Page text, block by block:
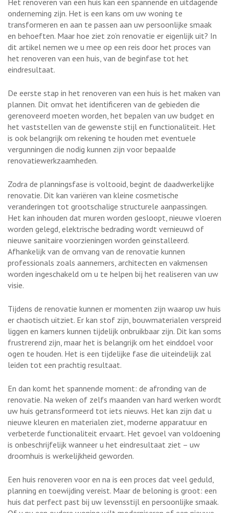
Het renoveren van een huis kan een spannende en uitdagende
onderneming zijn. Het is een kans om uw woning te
transformeren en aan te passen aan uw persoonlijke smaak
en behoeften. Maar hoe ziet zo’n renovatie er eigenlijk uit? In
dit artikel nemen we u mee op een reis door het proces van
het renoveren van een huis, van de beginfase tot het
eindresultaat.
De eerste stap in het renoveren van een huis is het maken van
plannen. Dit omvat het identificeren van de gebieden die
gerenoveerd moeten worden, het bepalen van uw budget en
het vaststellen van de gewenste stijl en functionaliteit. Het
is ook belangrijk om rekening te houden met eventuele
vergunningen die nodig kunnen zijn voor bepaalde
renovatiewerkzaamheden.
Zodra de planningsfase is voltooid, begint de daadwerkelijke
renovatie. Dit kan variëren van kleine cosmetische
veranderingen tot grootschalige structurele aanpassingen.
Het kan inhouden dat muren worden gesloopt, nieuwe vloeren
worden gelegd, elektrische bedrading wordt vernieuwd of
nieuwe sanitaire voorzieningen worden geïnstalleerd.
Afhankelijk van de omvang van de renovatie kunnen
professionals zoals aannemers, architecten en vakmensen
worden ingeschakeld om u te helpen bij het realiseren van uw
visie.
Tijdens de renovatie kunnen er momenten zijn waarop uw huis
er chaotisch uitziet. Er kan stof zijn, bouwmaterialen verspreid
liggen en kamers kunnen tijdelijk onbruikbaar zijn. Dit kan soms
frustrerend zijn, maar het is belangrijk om het einddoel voor
ogen te houden. Het is een tijdelijke fase die uiteindelijk zal
leiden tot een prachtig resultaat.
En dan komt het spannende moment: de afronding van de
renovatie. Na weken of zelfs maanden van hard werken wordt
uw huis getransformeerd tot iets nieuws. Het kan zijn dat u
nieuwe kleuren en materialen ziet, moderne apparatuur en
verbeterde functionaliteit ervaart. Het gevoel van voldoening
is onbeschrijfelijk wanneer u het eindresultaat ziet – uw
droomhuis is werkelijkheid geworden.
Een huis renoveren voor en na is een proces dat veel geduld,
planning en toewijding vereist. Maar de beloning is groot: een
huis dat perfect past bij uw levensstijl en persoonlijke smaak.